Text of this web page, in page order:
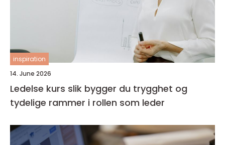
inspiration
14. June 2026
Ledelse kurs slik bygger du trygghet og
tydelige rammer i rollen som leder